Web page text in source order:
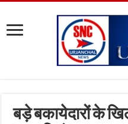
बड़े बकायेदारों के